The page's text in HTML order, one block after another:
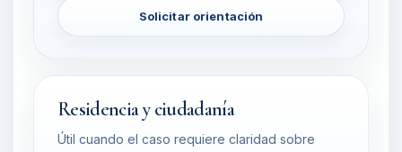
Solicitar orientación
Residencia y ciudadanía
Útil cuando el caso requiere claridad sobre